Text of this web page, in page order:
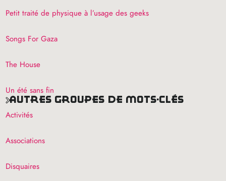
Petit traité de physique à l’usage des geeks
Songs For Gaza
The House
Un été sans fin
autres groupes de mots-clés
Activités
Associations
Disquaires